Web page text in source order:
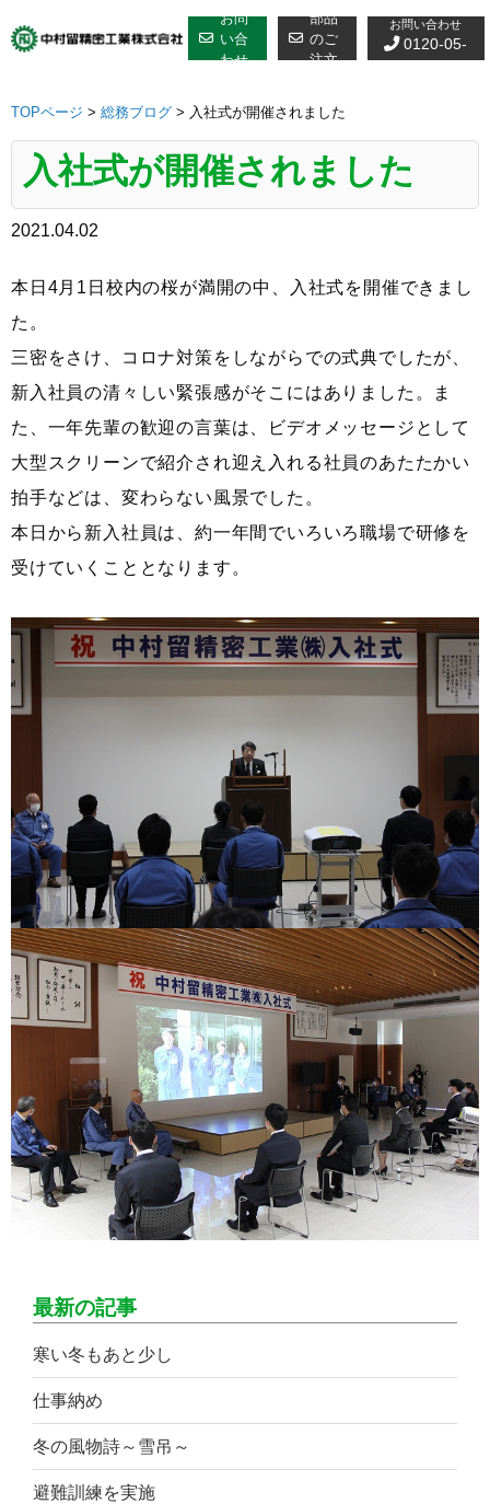
to
お問
い合
わせ
部品
のご
注文
お問い合わせ
0120-05-
TOPページ > 総務ブログ > 入社式が開催されました
入社式が開催されました
2021.04.02
本日4月1日校内の桜が満開の中、入社式を開催できまし
た。
三密をさけ、コロナ対策をしながらでの式典でしたが、
新入社員の清々しい緊張感がそこにはありました。ま
た、一年先輩の歓迎の言葉は、ビデオメッセージとして
大型スクリーンで紹介され迎え入れる社員のあたたかい
拍手などは、変わらない風景でした。
本日から新入社員は、約一年間でいろいろ職場で研修を
受けていくこととなります。
最新の記事
寒い冬もあと少し
仕事納め
冬の風物詩～雪吊～
避難訓練を実施